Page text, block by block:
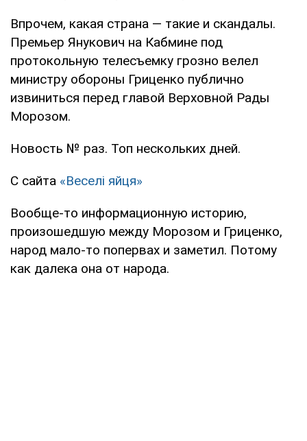
Впрочем, какая страна — такие и скандалы.
Премьер Янукович на Кабмине под
протокольную телесъемку грозно велел
министру обороны Гриценко публично
извиниться перед главой Верховной Рады
Морозом.
Новость № раз. Топ нескольких дней.
С сайта «Веселі яйця»
Вообще-то информационную историю,
произошедшую между Морозом и Гриценко,
народ мало-то попервах и заметил. Потому
как далека она от народа.